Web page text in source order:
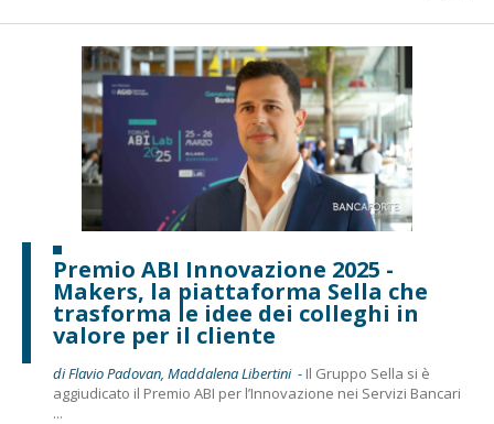
Premio ABI Innovazione 2025 -
Makers, la piattaforma Sella che
trasforma le idee dei colleghi in
valore per il cliente
di Flavio Padovan, Maddalena Libertini - Il Gruppo Sella si è
aggiudicato il Premio ABI per l’Innovazione nei Servizi Bancari
...